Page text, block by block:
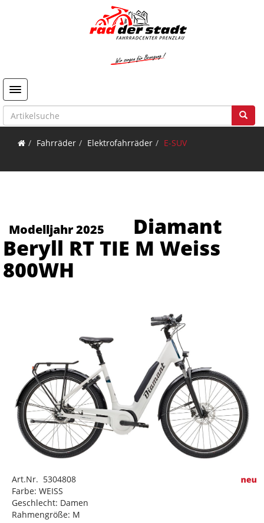
Toggle navigation
Fahrräder Elektrofahrräder E-SUV
Modelljahr 2025
Diamant
Beryll RT TIE M Weiss
800WH
Art.Nr. 5304808
Farbe: WEISS
Geschlecht: Damen
Rahmengröße: M